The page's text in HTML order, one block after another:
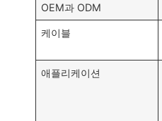
OEM과 ODM
케이블
애플리케이션